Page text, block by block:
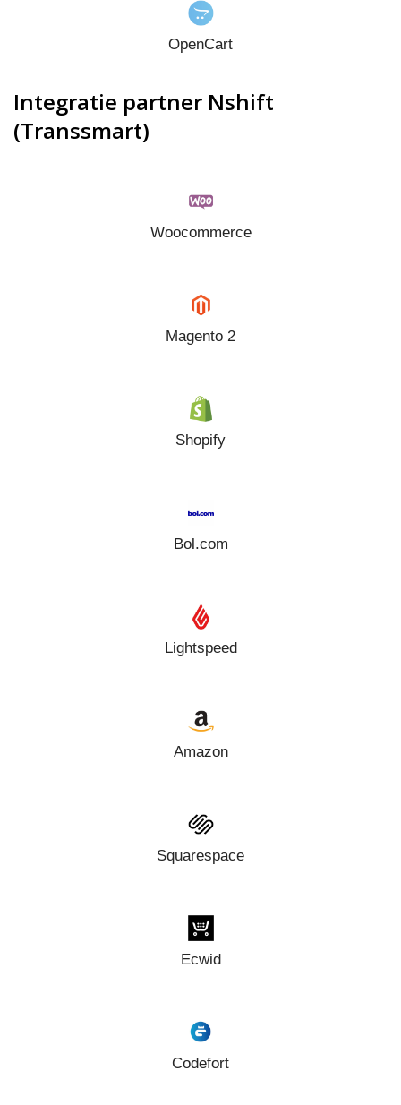
OpenCart
Integratie partner Nshift
(Transsmart)
Woocommerce
Magento 2
Shopify
Bol.com
Lightspeed
Amazon
Squarespace
Ecwid
Codefort